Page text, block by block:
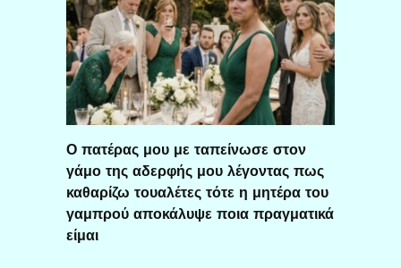
Ο πατέρας μου με ταπείνωσε στον
γάμο της αδερφής μου λέγοντας πως
καθαρίζω τουαλέτες τότε η μητέρα του
γαμπρού αποκάλυψε ποια πραγματικά
είμαι